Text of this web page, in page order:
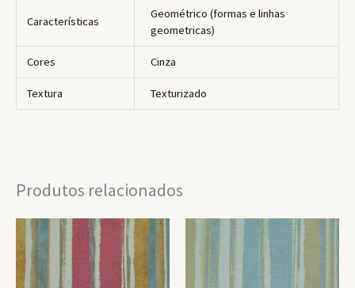
Características
Geométrico (formas e linhas
geometricas)
Cores Cinza
Textura Texturizado
Produtos relacionados